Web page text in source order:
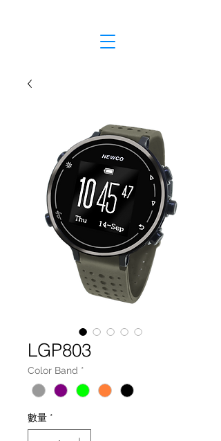
LGP803
Color Band *
數量 *